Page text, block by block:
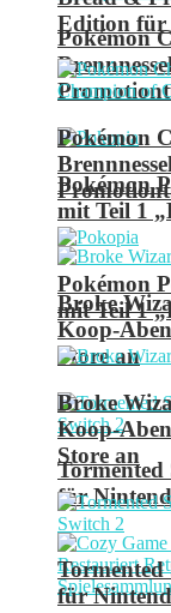
Pokémon
Pokémon
mit Teil 1
Broke
Koop-
Store an
Tormented
für
Edition für
Pokémon
Pokémon
mit Teil 1
Broke
Koop-
Store an
Tormented
für